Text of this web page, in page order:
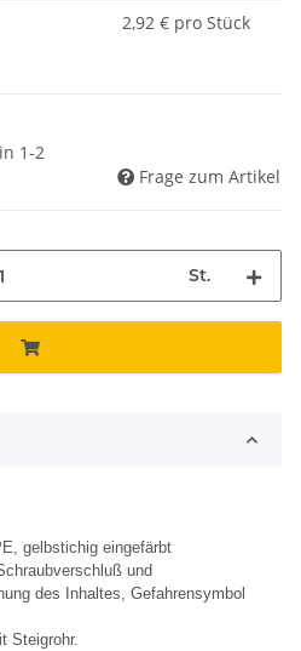
2,92 € pro Stück
1-2
Frage zum Artikel
St.
gelbstichig eingefärbt
und
des Inhaltes, Gefahrensymbol
Steigrohr.